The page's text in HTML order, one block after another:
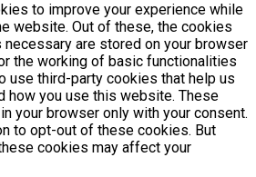
to improve your experience while
website. Out of these, the cookies
are stored on your browser
the working of basic functionalities
use third-party cookies that help us
how you use this website. These
your browser only with your consent.
to opt-out of these cookies. But
cookies may affect your